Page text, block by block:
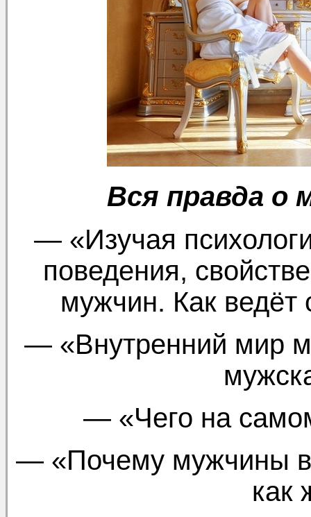
Вся правда о
— «Изучая
поведения,
мужчин. Как
— «Внутренний мир
— «Чего на
— «Почему мужчины
как